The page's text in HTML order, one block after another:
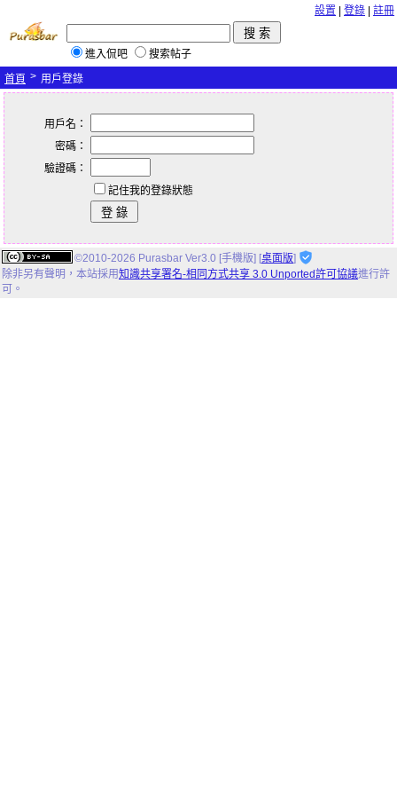
設置 登錄 註冊
進入侃吧
搜索帖子
首頁 > 用戶登錄
用戶名：
密碼：
驗證碼：
記住我的登錄狀態
©2010-2026 Purasbar Ver3.0 [手機版] [桌面版]
除非另有聲明， 本站採用知識共享署名-相同方式共享 3.0 Unported許可協議進行許
可。